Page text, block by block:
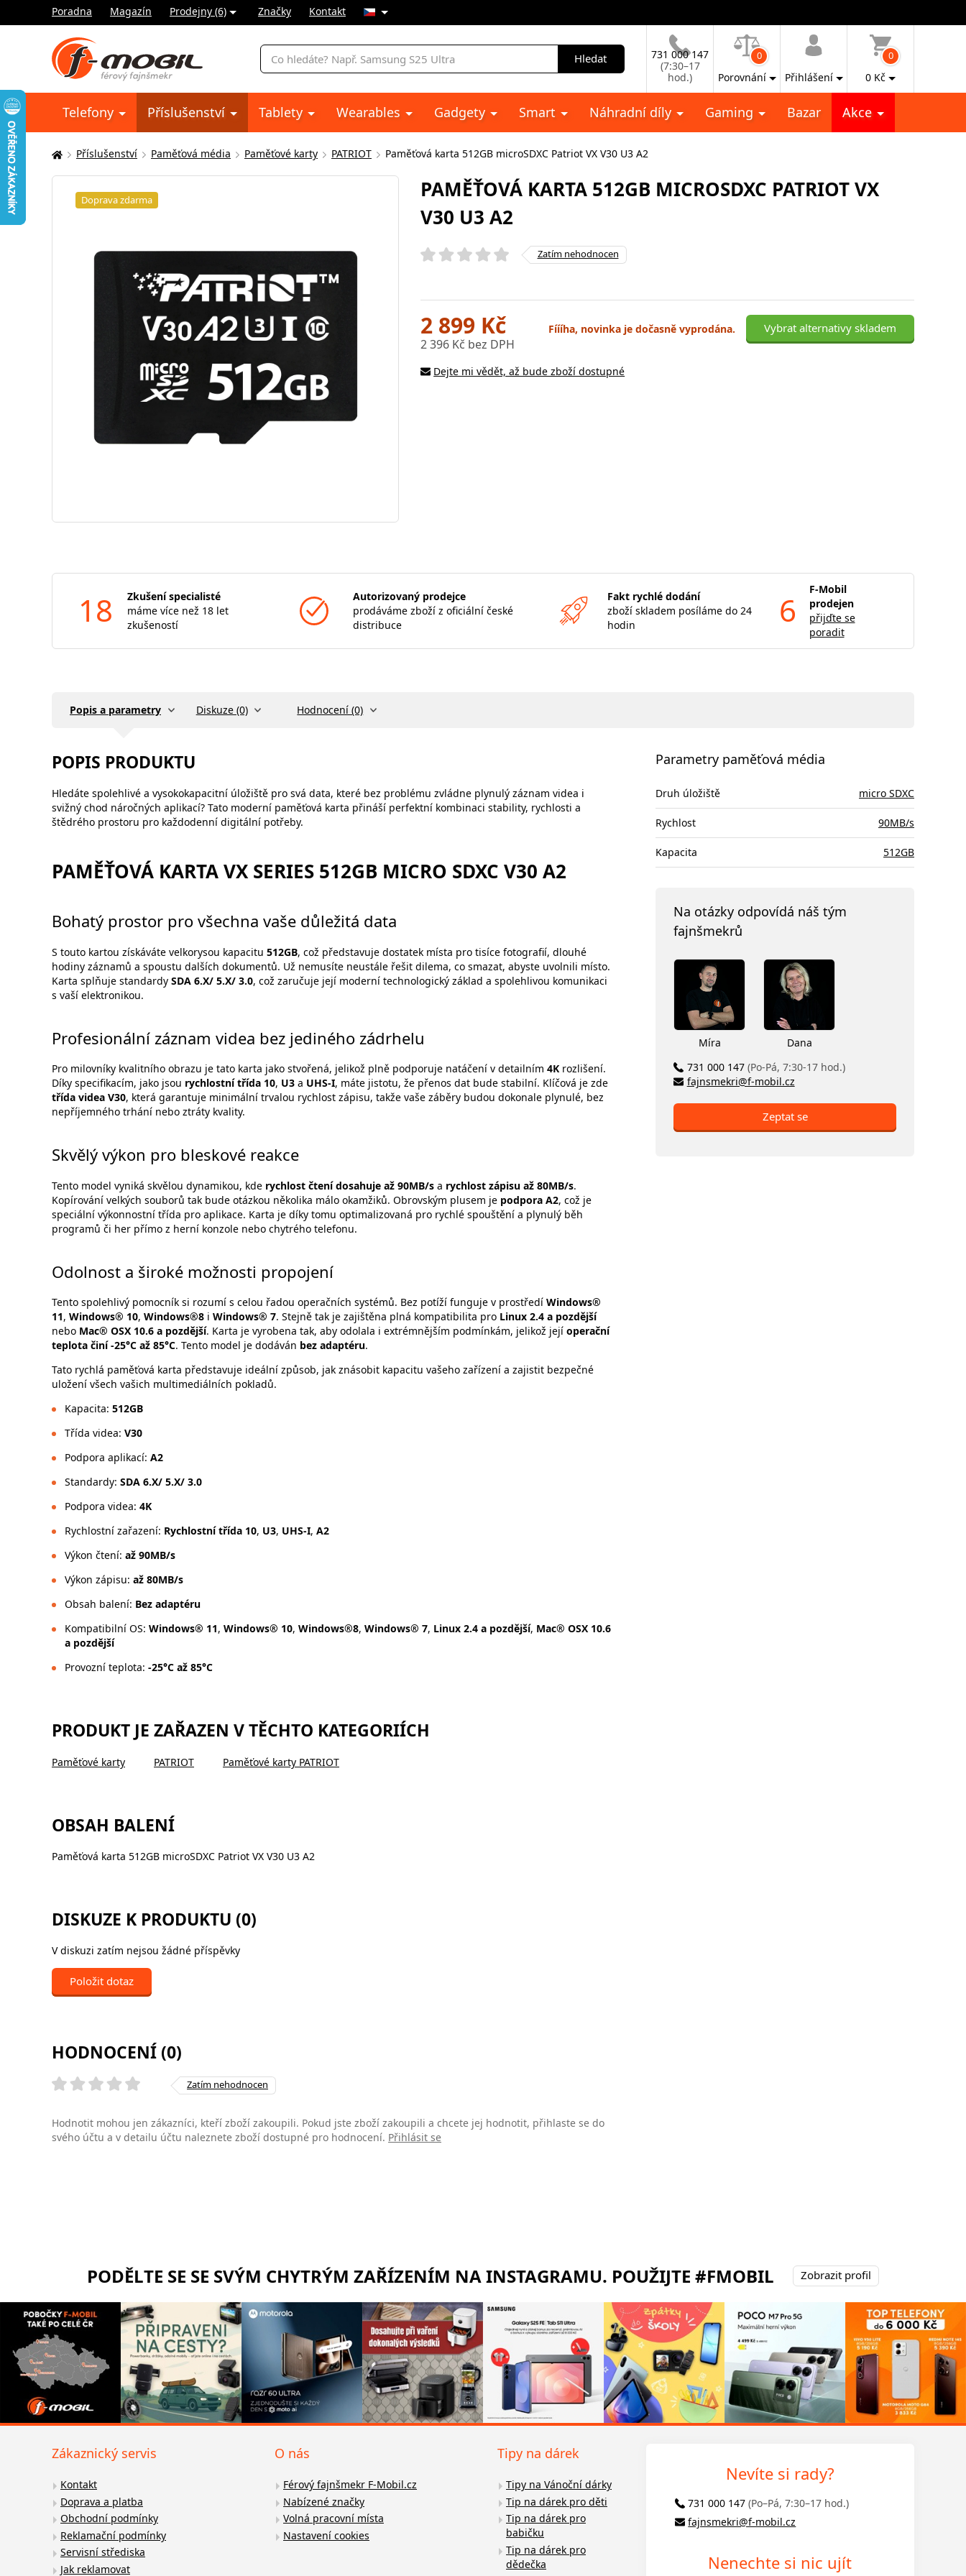
Poradna Magazín Prodejny (6) Značky Kontakt
Vyhledávání
Hledat
731 000 147
(7:30–17
hod.)
0
Porovnání Přihlášení
0
0 Kč
Telefony Příslušenství Tablety Wearables Gadgety Smart Náhradní díly Gaming Bazar Akce
Zde
se
Příslušenství Paměťová média Paměťové karty PATRIOT Paměťová karta 512GB microSDXC Patriot VX V30 U3 A2
Doprava zdarma
PAMĚŤOVÁ KARTA 512GB MICROSDXC PATRIOT VX
V30 U3 A2
Zatím nehodnocen
2 899 Kč
2 396 Kč bez DPH
Fíííha, novinka je dočasně vyprodána. Vybrat alternativy skladem
Dejte mi vědět, až bude zboží dostupné
18
Zkušení specialisté
máme více než 18 let
zkušeností
Autorizovaný prodejce
prodáváme zboží z oficiální české
distribuce
Fakt rychlé dodání
zboží skladem posíláme do 24
hodin
6
F-Mobil
prodejen
přijďte se
poradit
Popis a parametry Diskuze (0) Hodnocení (0)
POPIS PRODUKTU
Hledáte spolehlivé a vysokokapacitní úložiště pro svá data, které bez problému zvládne plynulý záznam videa i
svižný chod náročných aplikací? Tato moderní paměťová karta přináší perfektní kombinaci stability, rychlosti a
štědrého prostoru pro každodenní digitální potřeby.
PAMĚŤOVÁ KARTA VX SERIES 512GB MICRO SDXC V30 A2
Bohatý prostor pro všechna vaše důležitá data
S touto kartou získáváte velkorysou kapacitu 512GB, což představuje dostatek místa pro tisíce fotografií, dlouhé
hodiny záznamů a spoustu dalších dokumentů. Už nemusíte neustále řešit dilema, co smazat, abyste uvolnili místo.
Karta splňuje standardy SDA 6.X/ 5.X/ 3.0, což zaručuje její moderní technologický základ a spolehlivou komunikaci
s vaší elektronikou.
Profesionální záznam videa bez jediného zádrhelu
Pro milovníky kvalitního obrazu je tato karta jako stvořená, jelikož plně podporuje natáčení v detailním 4K rozlišení.
Díky specifikacím, jako jsou rychlostní třída 10, U3 a UHS-I, máte jistotu, že přenos dat bude stabilní. Klíčová je zde
třída videa V30, která garantuje minimální trvalou rychlost zápisu, takže vaše záběry budou dokonale plynulé, bez
nepříjemného trhání nebo ztráty kvality.
Skvělý výkon pro bleskové reakce
Tento model vyniká skvělou dynamikou, kde rychlost čtení dosahuje až 90MB/s a rychlost zápisu až 80MB/s.
Kopírování velkých souborů tak bude otázkou několika málo okamžiků. Obrovským plusem je podpora A2, což je
speciální výkonnostní třída pro aplikace. Karta je díky tomu optimalizovaná pro rychlé spouštění a plynulý běh
programů či her přímo z herní konzole nebo chytrého telefonu.
Odolnost a široké možnosti propojení
Tento spolehlivý pomocník si rozumí s celou řadou operačních systémů. Bez potíží funguje v prostředí Windows®
11, Windows® 10, Windows®8 i Windows® 7. Stejně tak je zajištěna plná kompatibilita pro Linux 2.4 a pozdější
nebo Mac® OSX 10.6 a pozdější. Karta je vyrobena tak, aby odolala i extrémnějším podmínkám, jelikož její operační
teplota činí -25°C až 85°C. Tento model je dodáván bez adaptéru.
Tato rychlá paměťová karta představuje ideální způsob, jak znásobit kapacitu vašeho zařízení a zajistit bezpečné
uložení všech vašich multimediálních pokladů.
Kapacita: 512GB
Třída videa: V30
Podpora aplikací: A2
Standardy: SDA 6.X/ 5.X/ 3.0
Podpora videa: 4K
Rychlostní zařazení: Rychlostní třída 10, U3, UHS-I, A2
Výkon čtení: až 90MB/s
Výkon zápisu: až 80MB/s
Obsah balení: Bez adaptéru
Kompatibilní OS: Windows® 11, Windows® 10, Windows®8, Windows® 7, Linux 2.4 a pozdější, Mac® OSX 10.6
a pozdější
Provozní teplota: -25°C až 85°C
PRODUKT JE ZAŘAZEN V TĚCHTO KATEGORIÍCH
Paměťové karty PATRIOT Paměťové karty PATRIOT
OBSAH BALENÍ
Paměťová karta 512GB microSDXC Patriot VX V30 U3 A2
DISKUZE K PRODUKTU (0)
V diskuzi zatím nejsou žádné příspěvky
Položit dotaz
HODNOCENÍ (0)
Zatím nehodnocen
Hodnotit mohou jen zákazníci, kteří zboží zakoupili. Pokud jste zboží zakoupili a chcete jej hodnotit, přihlaste se do
svého účtu a v detailu účtu naleznete zboží dostupné pro hodnocení. Přihlásit se
Parametry paměťová média
Druh úložiště micro SDXC
Rychlost 90MB/s
Kapacita 512GB
Na otázky odpovídá náš tým
fajnšmekrů
Míra
Dana
731 000 147 (Po-Pá, 7:30-17 hod.)
fajnsmekri@f-mobil.cz
Zeptat se
PODĚLTE SE SE SVÝM CHYTRÝM ZAŘÍZENÍM NA INSTAGRAMU. POUŽIJTE #FMOBIL Zobrazit profil
Zákaznický servis
Kontakt
Doprava a platba
Obchodní podmínky
Reklamační podmínky
Servisní střediska
Jak reklamovat
O nás
Férový fajnšmekr F-Mobil.cz
Nabízené značky
Volná pracovní místa
Nastavení cookies
Tipy na dárek
Tipy na Vánoční dárky
Tip na dárek pro děti
Tip na dárek pro
babičku
Tip na dárek pro
dědečka
Nevíte si rady?
731 000 147 (Po–Pá, 7:30–17 hod.)
fajnsmekri@f-mobil.cz
Nenechte si nic ujít